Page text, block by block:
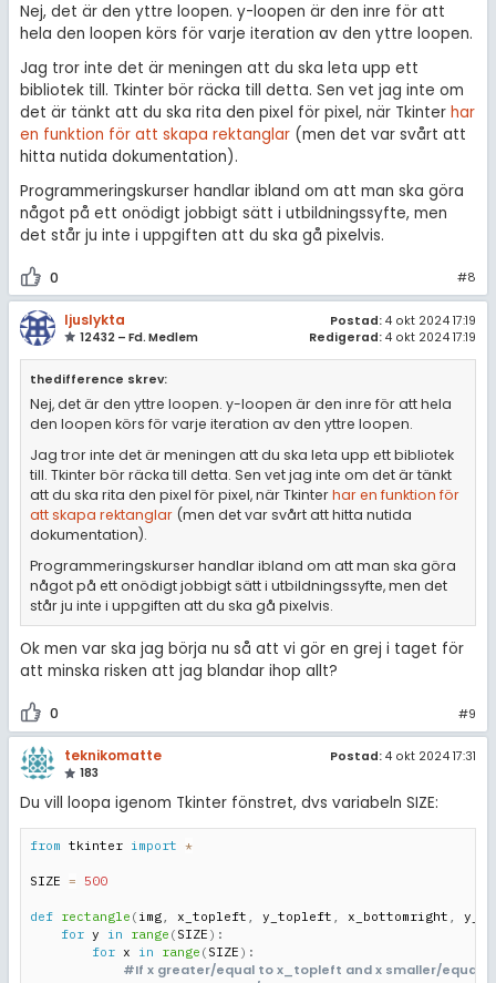
Nej, det är den yttre loopen. y-loopen är den inre för att
hela den loopen körs för varje iteration av den yttre loopen.
Jag tror inte det är meningen att du ska leta upp ett
bibliotek till. Tkinter bör räcka till detta. Sen vet jag inte om
det är tänkt att du ska rita den pixel för pixel, när Tkinter har
en funktion för att skapa rektanglar(men det var svårt att
hitta nutida dokumentation).
Programmeringskurser handlar ibland om att man ska göra
något på ett onödigt jobbigt sätt i utbildningssyfte, men
det står ju inte i uppgiften att du ska gå pixelvis.
0 #8
ljuslykta
12432 – Fd. Medlem
Postad: 4 okt 2024 17:19
Redigerad: 4 okt 2024 17:19
thedifference skrev:
Nej, det är den yttre loopen. y-loopen är den inre för att hela
den loopen körs för varje iteration av den yttre loopen.
Jag tror inte det är meningen att du ska leta upp ett bibliotek
till. Tkinter bör räcka till detta. Sen vet jag inte om det är tänkt
att du ska rita den pixel för pixel, när Tkinterhar en funktion för
att skapa rektanglar(men det var svårt att hitta nutida
dokumentation).
Programmeringskurser handlar ibland om att man ska göra
något på ett onödigt jobbigt sätt i utbildningssyfte, men det
står ju inte i uppgiften att du ska gå pixelvis.
Ok men var ska jag börja nu så att vi gör en grej i taget för
att minska risken att jag blandar ihop allt?
0 #9
teknikomatte
183
Postad: 4 okt 2024 17:31
Du vill loopa igenom Tkinter fönstret, dvs variabeln SIZE:
from tkinter import *
SIZE = 500
def rectangle ( img, x_topleft , y_topleft , x_bottomright ,
for y in range ( SIZE ) :
for x in range ( SIZE ) :
#If x greater/equal to x_topleft and x smaller/equal